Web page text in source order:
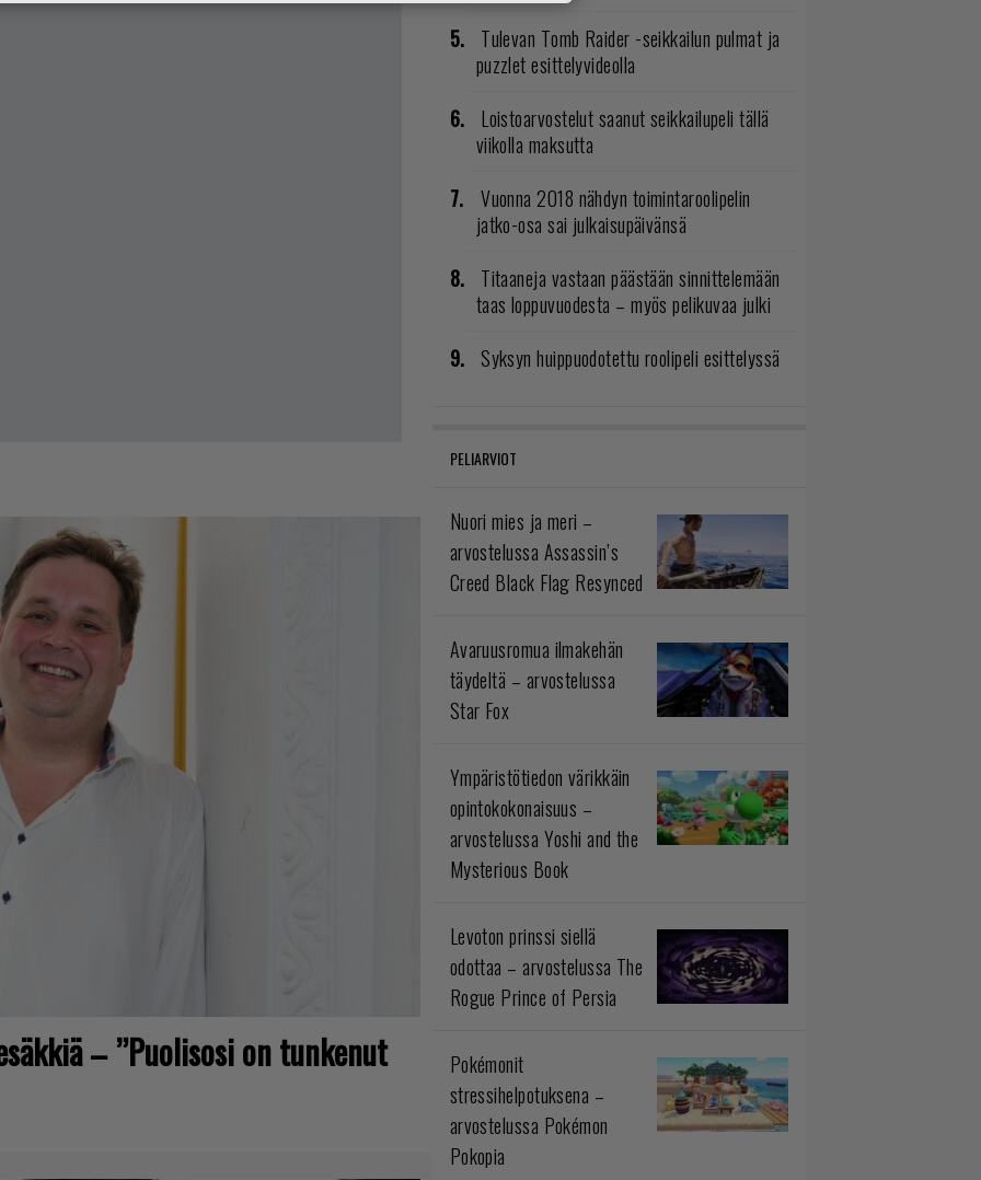
– ”Puolisosi on tunkenut
Tulevan Tomb Raider -seikkailun pulmat ja
puzzlet esittelyvideolla
Loistoarvostelut saanut seikkailupeli tällä
viikolla maksutta
Vuonna 2018 nähdyn toimintaroolipelin
jatko-osa sai julkaisupäivänsä
Titaaneja vastaan päästään sinnittelemään
taas loppuvuodesta – myös pelikuvaa julki
Syksyn huippuodotettu roolipeli esittelyssä
PELIARVIOT
Nuori mies ja meri –
arvostelussa Assassin’s
Creed Black Flag Resynced
Avaruusromua ilmakehän
täydeltä – arvostelussa
Star Fox
Ympäristötiedon värikkäin
opintokokonaisuus –
arvostelussa Yoshi and the
Mysterious Book
Levoton prinssi siellä
odottaa – arvostelussa The
Rogue Prince of Persia
Pokémonit
stressihelpotuksena –
arvostelussa Pokémon
Pokopia